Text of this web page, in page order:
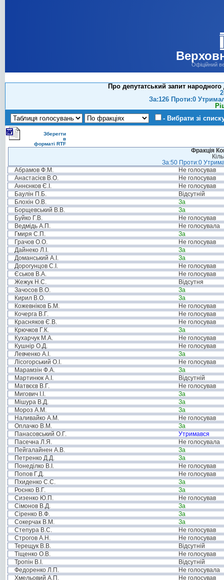
Офіційний
Про депутатський запит
За:126 Проти:0
- Вибрати зі
Зберегти
в
форматі RTF
Фракція
За:50 Проти:0
Абрамов Ф.М.
Не голосував
Анастасієв В.О.
Не голосував
Аннєнков Є.І.
Не голосував
Баулін П.Б.
Відсутній
Блохін О.В.
За
Борщевський В.В.
За
Буйко Г.В.
Не голосував
Ведмідь А.П.
Не голосувала
Гмиря С.П.
За
Грачов О.О.
Не голосував
Дайнеко Л.І.
За
Доманський А.І.
За
Дорогунцов С.І.
Не голосував
Єськов В.А.
Не голосував
Жежук Н.С.
Відсутня
Зачосов В.О.
За
Кирил В.О.
За
Кожевніков Б.М.
Не голосував
Кочерга В.Г.
Не голосував
Красняков Є.В.
Не голосував
Крючков Г.К.
За
Кухарчук М.А.
Не голосував
Кушнір О.Д.
Не голосував
Левченко А.І.
За
Лісогорський О.І.
Не голосував
Марамзін Ф.А.
За
Мартинюк А.І.
Відсутній
Матвєєв В.Г.
Не голосував
Мигович І.І.
За
Мішура В.Д.
За
Мороз А.М.
За
Наливайко А.М.
Не голосував
Оплачко В.М.
За
Панасовський О.Г.
Утримався
Пасечна Л.Я.
Не голосувала
Пейгалайнен А.В.
За
Петренко Д.Д.
За
Понеділко В.І.
Не голосував
Попов Г.Д.
Не голосував
Пхиденко С.С.
За
Роєнко В.Г.
За
Сизенко Ю.П.
Не голосував
Сімонов В.Д.
За
Сіренко В.Ф.
За
Сокерчак В.М.
За
Степура В.С.
Не голосував
Строгов А.Н.
Не голосував
Терещук В.В.
Відсутній
Тіщенко О.В.
Не голосував
Тропін В.І.
Відсутній
Федоренко Л.П.
Не голосувала
Хмельовий А.П.
Не голосував